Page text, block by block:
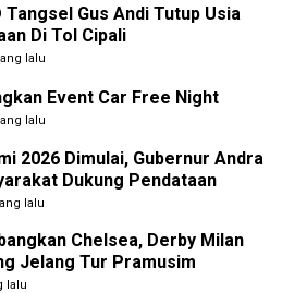
Tangsel Gus Andi Tutup Usia
Di Tol Cipali
lalu
Event Car Free Night
lalu
2026 Dimulai, Gubernur Andra
Dukung Pendataan
lalu
Chelsea, Derby Milan
Jelang Tur Pramusim
lalu